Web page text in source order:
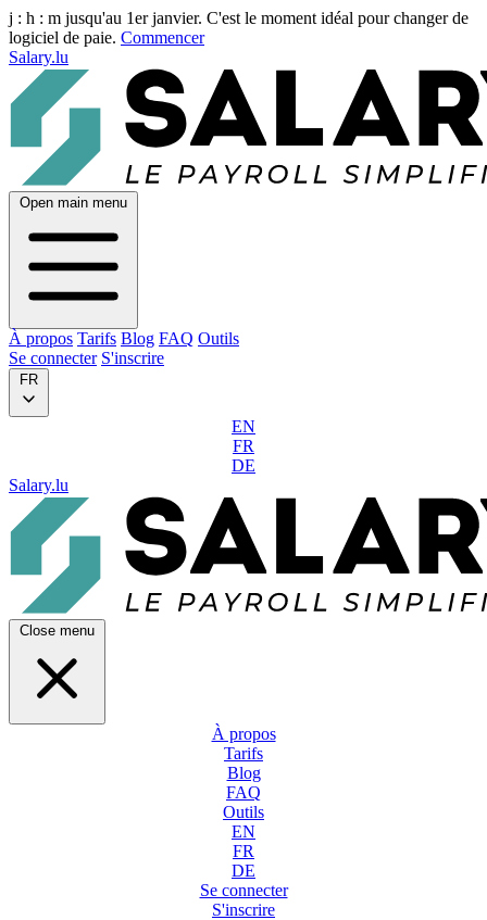
j : h : m jusqu'au 1er janvier. C'est le moment idéal pour changer de
logiciel de paie. Commencer
Salary.lu
Open main menu
À propos Tarifs Blog FAQ Outils
Se connecter S'inscrire
FR
EN
FR
DE
Salary.lu
Close menu
À propos
Tarifs
Blog
FAQ
Outils
EN
FR
DE
Se connecter
S'inscrire